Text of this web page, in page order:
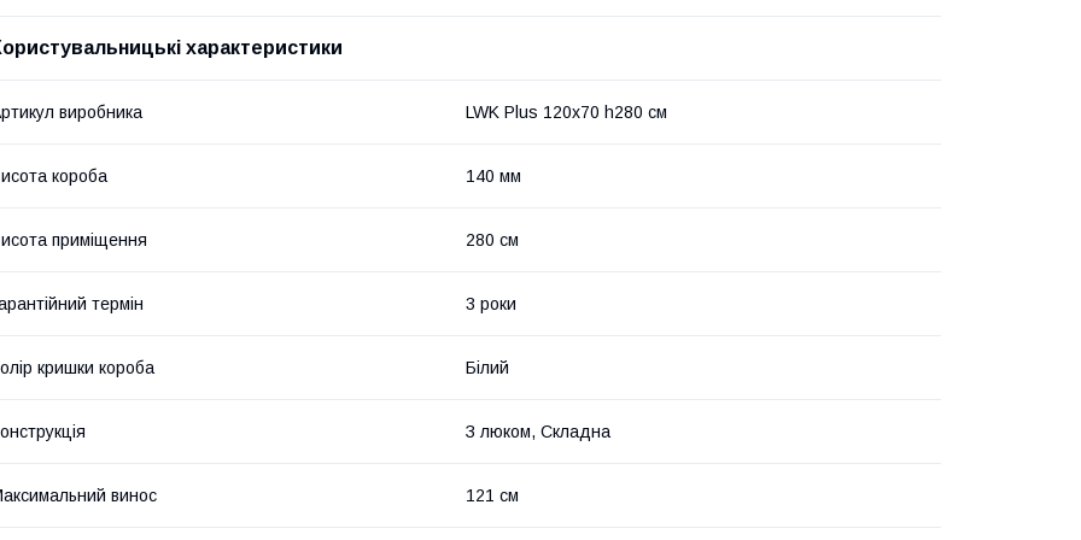
характеристики
виробника LWK Plus 120x70 h280 см
короба 140 мм
приміщення 280 см
термін 3 роки
кришки короба Білий
З люком, Складна
винос 121 см